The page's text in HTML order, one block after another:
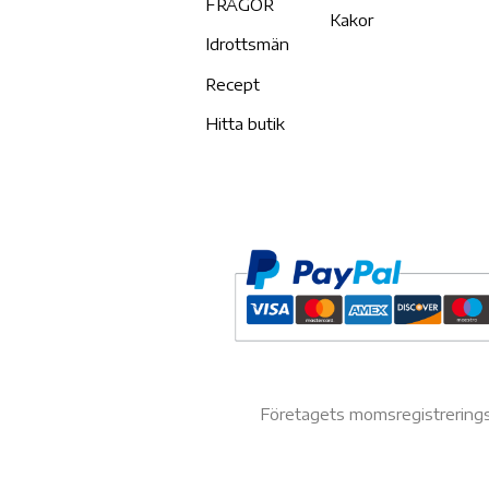
FRÅGOR
Idrottsmän
Recept
Hitta butik
Kakor
Företagets